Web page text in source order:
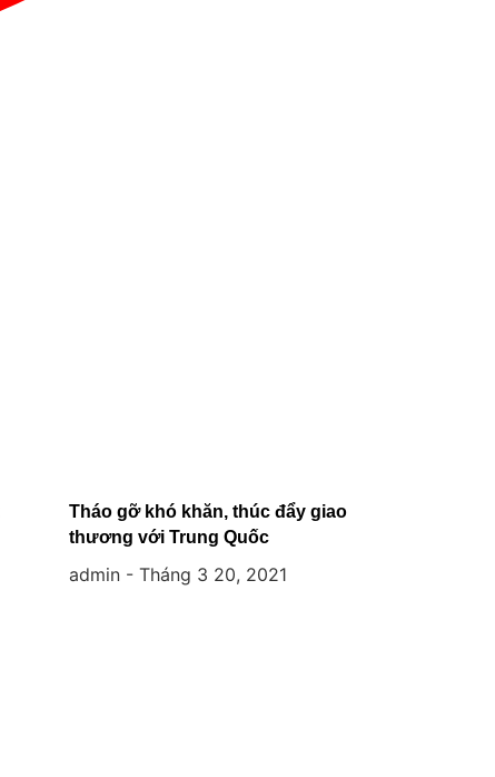
Tháo gỡ khó khăn, thúc đẩy giao
thương với Trung Quốc
admin Tháng 3 20, 2021